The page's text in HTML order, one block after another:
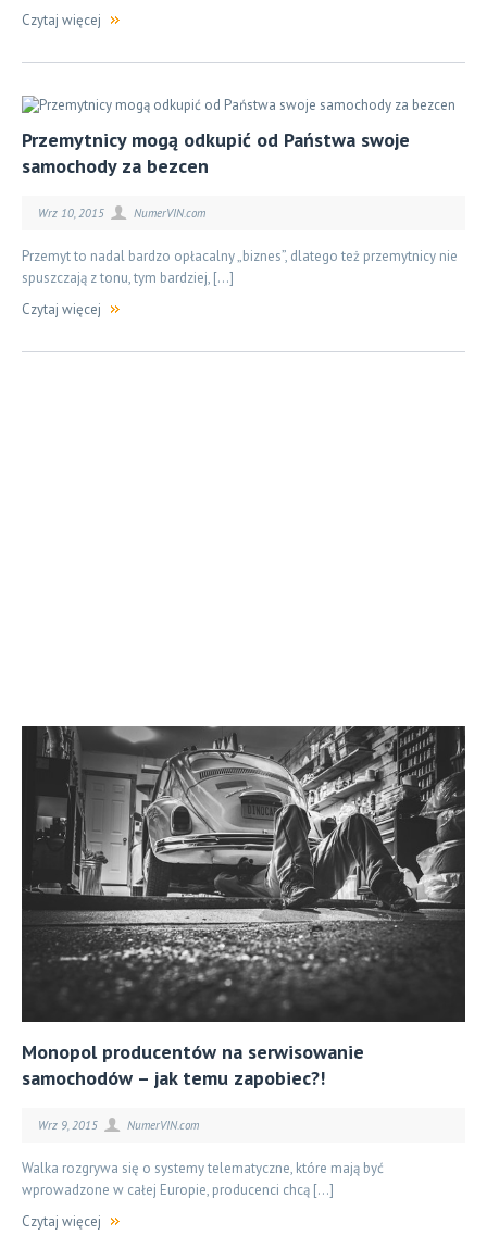
Czytaj więcej
Przemytnicy mogą odkupić od Państwa swoje
samochody za bezcen
Wrz 10, 2015 NumerVIN.com
Przemyt to nadal bardzo opłacalny „biznes”, dlatego też przemytnicy nie
spuszczają z tonu, tym bardziej, […]
Czytaj więcej
Monopol producentów na serwisowanie
samochodów – jak temu zapobiec?!
Wrz 9, 2015 NumerVIN.com
Walka rozgrywa się o systemy telematyczne, które mają być
wprowadzone w całej Europie, producenci chcą […]
Czytaj więcej